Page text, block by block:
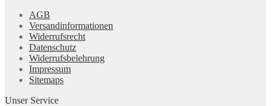
AGB
Versandinformationen
Widerrufsrecht
Datenschutz
Widerrufsbelehrung
Impressum
Sitemaps
Unser Service